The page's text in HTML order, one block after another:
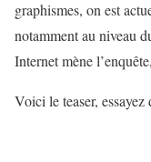
graphismes, on est
notamment au niveau
Internet mène
Voici le teaser,